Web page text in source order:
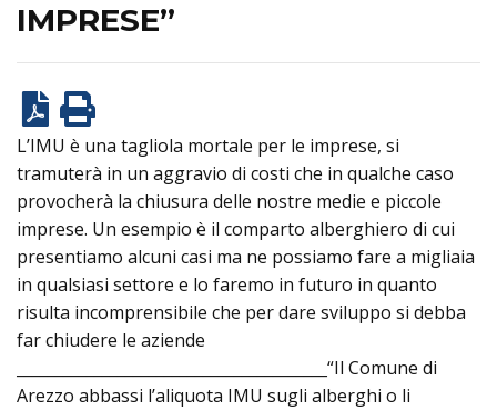
IMPRESE”
L’IMU è una tagliola mortale per le imprese, si
tramuterà in un aggravio di costi che in qualche caso
provocherà la chiusura delle nostre medie e piccole
imprese. Un esempio è il comparto alberghiero di cui
presentiamo alcuni casi ma ne possiamo fare a migliaia
in qualsiasi settore e lo faremo in futuro in quanto
risulta incomprensibile che per dare sviluppo si debba
far chiudere le aziende
________________________________________“Il Comune di
Arezzo abbassi l’aliquota IMU sugli alberghi o li